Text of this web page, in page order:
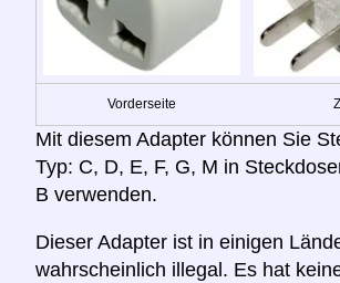
Vorderseite
Mit diesem Adapter können Sie
Typ: C, D, E, F, G, M in
B verwenden.
Dieser Adapter ist in einigen
wahrscheinlich illegal. Es hat